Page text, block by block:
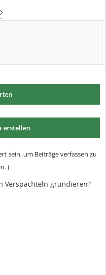
erstellen
sein, um Beiträge verfassen zu
)
Verspachteln grundieren?